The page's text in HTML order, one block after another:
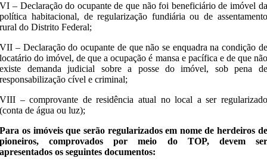
VI – Declaração do ocupante de que não foi beneficiário de imóvel da
política habitacional, de regularização fundiária ou de assentamento
rural do Distrito Federal;
VII – Declaração do ocupante de que não se enquadra na condição de
locatário do imóvel, de que a ocupação é mansa e pacífica e de que não
existe demanda judicial sobre a posse do imóvel, sob pena de
responsabilização cível e criminal;
VIII – comprovante de residência atual no local a ser regularizado
(conta de água ou luz);
Para os imóveis que serão regularizados em nome de herdeiros de
pioneiros, comprovados por meio do TOP, devem ser
apresentados os seguintes documentos: